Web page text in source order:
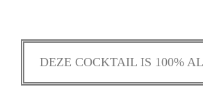
DEZE COCKTAIL IS 100%